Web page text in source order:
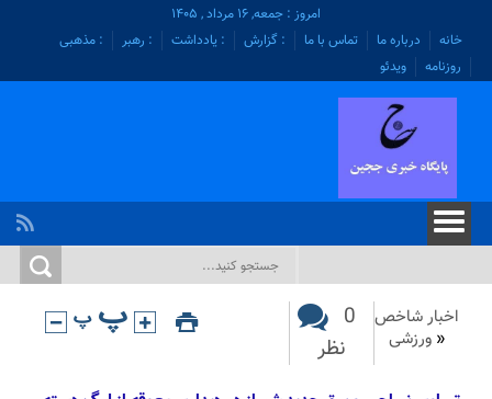
امروز : جمعه, ۱۶ مرداد , ۱۴۰۵
خانه
درباره ما تماس با ما : گزارش : یادداشت : رهبر
: مذهبی
روزنامه
ویدئو
اخبار شاخص
« ورزشی
0
نظر